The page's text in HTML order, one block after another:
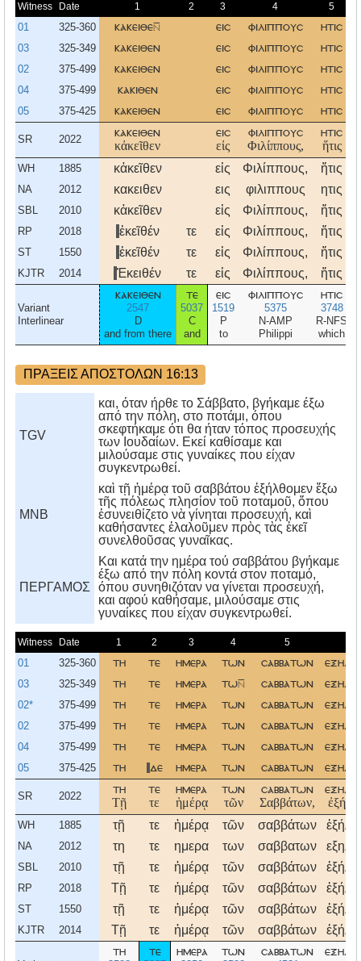
Witness Date 1 2 3 4 5
01 325-360 κακειθε εισ φιλιππουσ ητισ
03 325-349 κακειθεν εισ φιλιππουσ ητισ
02 375-499 κακειθεν εισ φιλιππουσ ητισ
04 375-499 κακιθεν εισ φιλιππουσ ητισ
05 375-425 κακειθεν εισ φιλιππουσ ητισ
SR 2022
κακειθεν
κἀκεῖθεν
εισ
εἰς
φιλιππουσ
Φιλίππους,
ητισ
ἥτις
WH 1885 κἀκεῖθεν εἰς Φιλίππους, ἥτις
NA 2012 κακειθεν εις φιλιππους ητις
SBL 2010 κἀκεῖθεν εἰς Φιλίππους, ἥτις
RP 2018 ἐκεῖθέν τε εἰς Φιλίππους, ἥτις
ST 1550 ἐκεῖθέν τε εἰς Φιλίππους, ἥτις
KJTR 2014 Ἐκειθέν τε εἰς Φιλίππους, ἥτις
Variant
Interlinear
κακειθεν
2547
D
and from there
τε
5037
C
and
εισ
1519
P
to
φιλιππουσ
5375
N-AMP
Philippi
ητισ
3748
R-NFS
which
ΠΡΑΞΕΙΣ ΑΠΟΣΤΟΛΩΝ 16:13
TGV
και, όταν ήρθε το Σάββατο, βγήκαμε έξω
από την πόλη, στο ποτάμι, όπου
σκεφτήκαμε ότι θα ήταν τόπος προσευχής
των Ιουδαίων. Εκεί καθίσαμε και
μιλούσαμε στις γυναίκες που είχαν
συγκεντρωθεί.
MNB
καὶ τῇ ἡμέρᾳ τοῦ σαββάτου ἐξήλθομεν ἔξω
τῆς πόλεως πλησίον τοῦ ποταμοῦ, ὅπου
ἐσυνειθίζετο νὰ γίνηται προσευχή, καὶ
καθήσαντες ἐλαλοῦμεν πρὸς τὰς ἐκεῖ
συνελθοῦσας γυναῖκας.
ΠΕΡΓΑΜΟΣ
Kαι κατά την ημέρα τού σαββάτου βγήκαμε
έξω από την πόλη κοντά στον ποταμό,
όπου συνηθιζόταν να γίνεται προσευχή,
και αφού καθήσαμε, μιλούσαμε στις
γυναίκες που είχαν συγκεντρωθεί.
Witness Date 1 2 3 4 5
01 325-360 τη τε ημερα των σαββατων
03 325-349 τη τε ημερα τω σαββατων
02* 375-499 τη τε ημερα των σαββατων
02 375-499 τη τε ημερα των σαββατων
04 375-499 τη τε ημερα των σαββατων
05 375-425 τη δε ημερα των σαββατων
SR 2022
τη
Τῇ
τε
τε
ημερα
ἡμέρᾳ
των
τῶν
σαββατων
Σαββάτων,
WH 1885 τῇ τε ἡμέρᾳ τῶν σαββάτων
NA 2012 τη τε ημερα των σαββατων
SBL 2010 τῇ τε ἡμέρᾳ τῶν σαββάτων
RP 2018 Τῇ τε ἡμέρᾳ τῶν σαββάτων
ST 1550 τῇ τε ἡμέρᾳ τῶν σαββάτων
KJTR 2014 Τῇ τε ἡμέρᾳ τῶν σαββάτων
τη τε ημερα των σαββατων